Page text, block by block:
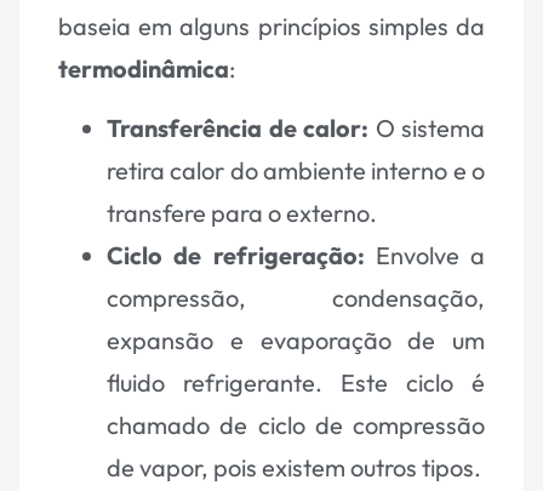
baseia em alguns princípios simples da
termodinâmica:
Transferência de calor: O sistema
retira calor do ambiente interno e o
transfere para o externo.
Ciclo de refrigeração: Envolve a
compressão, condensação,
expansão e evaporação de um
fluido refrigerante. Este ciclo é
chamado de ciclo de compressão
de vapor, pois existem outros tipos.